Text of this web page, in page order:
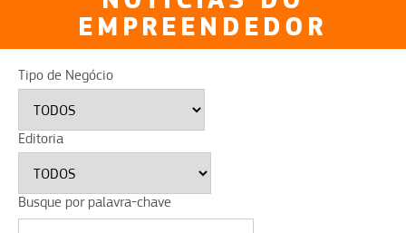
EMPREENDEDOR
Tipo de Negócio
Editoria
Busque por palavra-chave